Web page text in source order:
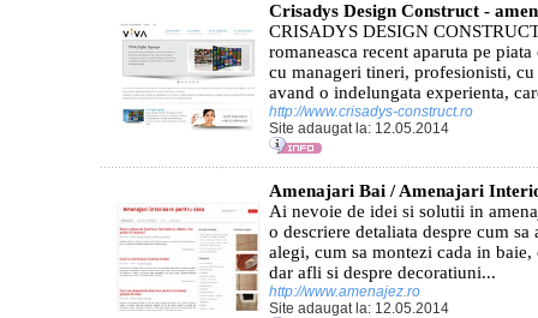
Crisadys Design Construct -
CRISADYS DESIGN
romaneasca recent aparuta pe
cu manageri tineri, profesionisti,
avand o indelungata experienta,
http://www.crisadys-construct.ro
Site adaugat la: 12.05.2014
Amenajari Bai / Amenajari
Ai nevoie de idei si solutii in
o descriere detaliata despre cum
alegi, cum sa montezi cada in
dar afli si despre decoratiuni...
http://www.amenajez.ro
Site adaugat la: 12.05.2014